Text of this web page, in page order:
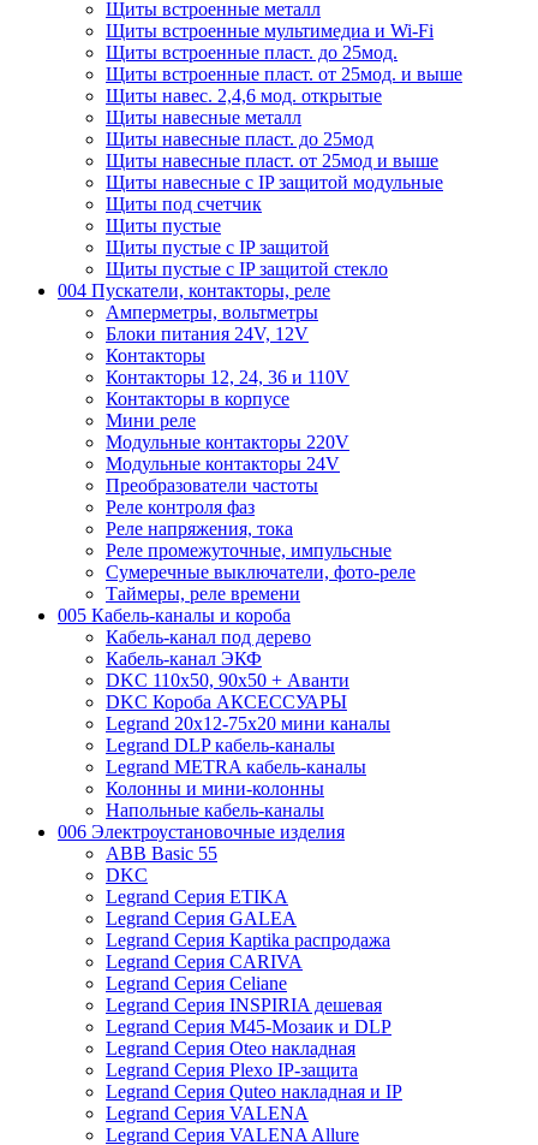
Щиты встроенные металл
Щиты встроенные мультимедиа и Wi-Fi
Щиты встроенные пласт. до 25мод.
Щиты встроенные пласт. от 25мод. и выше
Щиты навес. 2,4,6 мод. открытые
Щиты навесные металл
Щиты навесные пласт. до 25мод
Щиты навесные пласт. от 25мод и выше
Щиты навесные с IP защитой модульные
Щиты под счетчик
Щиты пустые
Щиты пустые с IP защитой
Щиты пустые с IP защитой стекло
004 Пускатели, контакторы, реле
Амперметры, вольтметры
Блоки питания 24V, 12V
Контакторы
Контакторы 12, 24, 36 и 110V
Контакторы в корпусе
Мини реле
Модульные контакторы 220V
Модульные контакторы 24V
Преобразователи частоты
Реле контроля фаз
Реле напряжения, тока
Реле промежуточные, импульсные
Сумеречные выключатели, фото-реле
Таймеры, реле времени
005 Кабель-каналы и короба
Кабель-канал под дерево
Кабель-канал ЭКФ
DKC 110х50, 90х50 + Аванти
DKC Короба АКСЕССУАРЫ
Legrand 20х12-75х20 мини каналы
Legrand DLP кабель-каналы
Legrand METRA кабель-каналы
Колонны и мини-колонны
Напольные кабель-каналы
006 Электроустановочные изделия
ABB Basic 55
DKC
Legrand Серия ETIKA
Legrand Серия GALEA
Legrand Серия Kaptika распродажа
Legrand Серия CARIVA
Legrand Серия Celiane
Legrand Серия INSPIRIA дешевая
Legrand Серия M45-Мозаик и DLP
Legrand Серия Oteo накладная
Legrand Серия Plexo IP-защита
Legrand Серия Quteo накладная и IP
Legrand Серия VALENA
Legrand Серия VALENA Allure